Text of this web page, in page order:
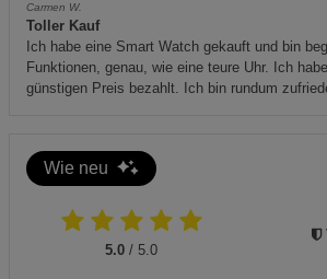
Vor der Reinigung den Netzstecker
vollständig abkühlen lassen.
Nur mit Zubehör und Ersatzteilen
Zusätzliche Hinweise
über den Hausmüll entsorgt werden.
Carmen W.
Toller Kauf
Ich habe eine Smart Watch gekauft und bin
Funktionen, genau, wie eine teure Uhr. Ich
günstigen Preis bezahlt. Ich bin rundum
Wie neu
5.0 / 5.0